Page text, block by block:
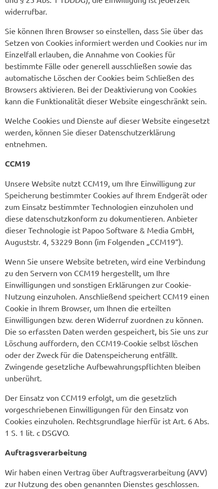
widerrufbar.
Sie können Ihren Browser so einstellen, dass Sie über das
Setzen von Cookies informiert werden und Cookies nur im
Einzelfall erlauben, die Annahme von Cookies für
bestimmte Fälle oder generell ausschließen sowie das
automatische Löschen der Cookies beim Schließen des
Browsers aktivieren. Bei der Deaktivierung von Cookies
kann die Funktionalität dieser Website eingeschränkt sein.
Welche Cookies und Dienste auf dieser Website eingesetzt
werden, können Sie dieser Datenschutzerklärung
entnehmen.
CCM19
Unsere Website nutzt CCM19, um Ihre Einwilligung zur
Speicherung bestimmter Cookies auf Ihrem Endgerät oder
zum Einsatz bestimmter Technologien einzuholen und
diese datenschutzkonform zu dokumentieren. Anbieter
dieser Technologie ist Papoo Software & Media GmbH,
Auguststr. 4, 53229 Bonn (im Folgenden „CCM19“).
Wenn Sie unsere Website betreten, wird eine Verbindung
zu den Servern von CCM19 hergestellt, um Ihre
Einwilligungen und sonstigen Erklärungen zur Cookie-
Nutzung einzuholen. Anschließend speichert CCM19 einen
Cookie in Ihrem Browser, um Ihnen die erteilten
Einwilligungen bzw. deren Widerruf zuordnen zu können.
Die so erfassten Daten werden gespeichert, bis Sie uns zur
Löschung auffordern, den CCM19-Cookie selbst löschen
oder der Zweck für die Datenspeicherung entfällt.
Zwingende gesetzliche Aufbewahrungspflichten bleiben
unberührt.
Der Einsatz von CCM19 erfolgt, um die gesetzlich
vorgeschriebenen Einwilligungen für den Einsatz von
Cookies einzuholen. Rechtsgrundlage hierfür ist Art. 6 Abs.
1 S. 1 lit. c DSGVO.
Auftragsverarbeitung
Wir haben einen Vertrag über Auftragsverarbeitung (AVV)
zur Nutzung des oben genannten Dienstes geschlossen.